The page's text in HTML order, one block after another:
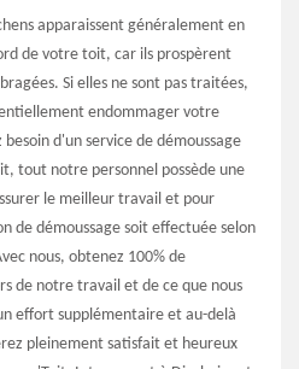
apparaissent généralement en
de votre toit, car ils prospèrent
Si elles ne sont pas traitées,
endommager votre
d'un service de démoussage
tout notre personnel possède une
le meilleur travail et pour
de démoussage soit effectuée selon
nous, obtenez 100% de
de notre travail et de ce que nous
effort supplémentaire et au-delà
pleinement satisfait et heureux